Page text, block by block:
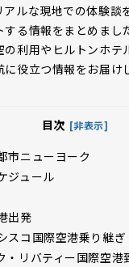
アルな現地での体験談
る情報をまとめまし
の利用やヒルトンホテ
役立つ情報をお届け
目次 [非表示]
市ニューヨーク
ジュール
出発
スコ国際空港乗り継ぎ
・リバティー国際空港